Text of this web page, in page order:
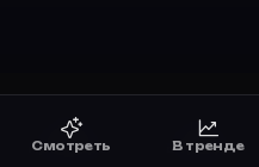
Премьеры В тренде
Смотреть В тренде